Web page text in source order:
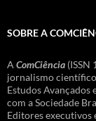
SOBRE A
A ComCiência (ISSN
jornalismo
Estudos Avançados
com a Sociedade
Editores executivos